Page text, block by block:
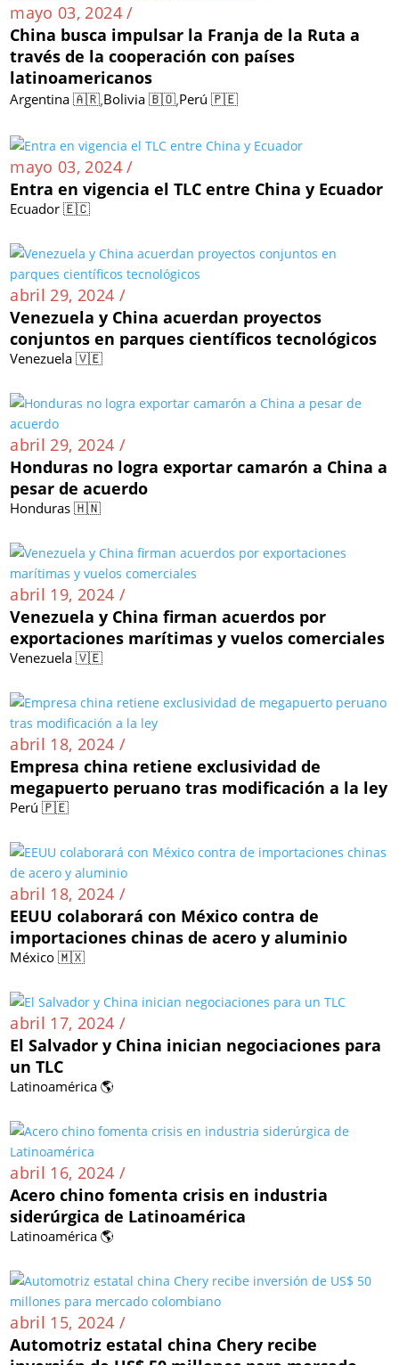
mayo 03, 2024 /
China busca impulsar la Franja de la Ruta a
través de la cooperación con países
latinoamericanos
Argentina 🇦🇷,Bolivia 🇧🇴,Perú 🇵🇪
mayo 03, 2024 /
Entra en vigencia el TLC entre China y Ecuador
Ecuador 🇪🇨
abril 29, 2024 /
Venezuela y China acuerdan proyectos
conjuntos en parques científicos tecnológicos
Venezuela 🇻🇪
abril 29, 2024 /
Honduras no logra exportar camarón a China a
pesar de acuerdo
Honduras 🇭🇳
abril 19, 2024 /
Venezuela y China firman acuerdos por
exportaciones marítimas y vuelos comerciales
Venezuela 🇻🇪
abril 18, 2024 /
Empresa china retiene exclusividad de
megapuerto peruano tras modificación a la ley
Perú 🇵🇪
abril 18, 2024 /
EEUU colaborará con México contra de
importaciones chinas de acero y aluminio
México 🇲🇽
abril 17, 2024 /
El Salvador y China inician negociaciones para
un TLC
Latinoamérica 🌎
abril 16, 2024 /
Acero chino fomenta crisis en industria
siderúrgica de Latinoamérica
Latinoamérica 🌎
abril 15, 2024 /
Automotriz estatal china Chery recibe